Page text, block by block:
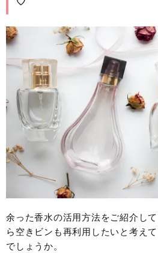
余った香水の活用方法をご紹介し
ら空きビンも再利用したいと考え
でしょうか。